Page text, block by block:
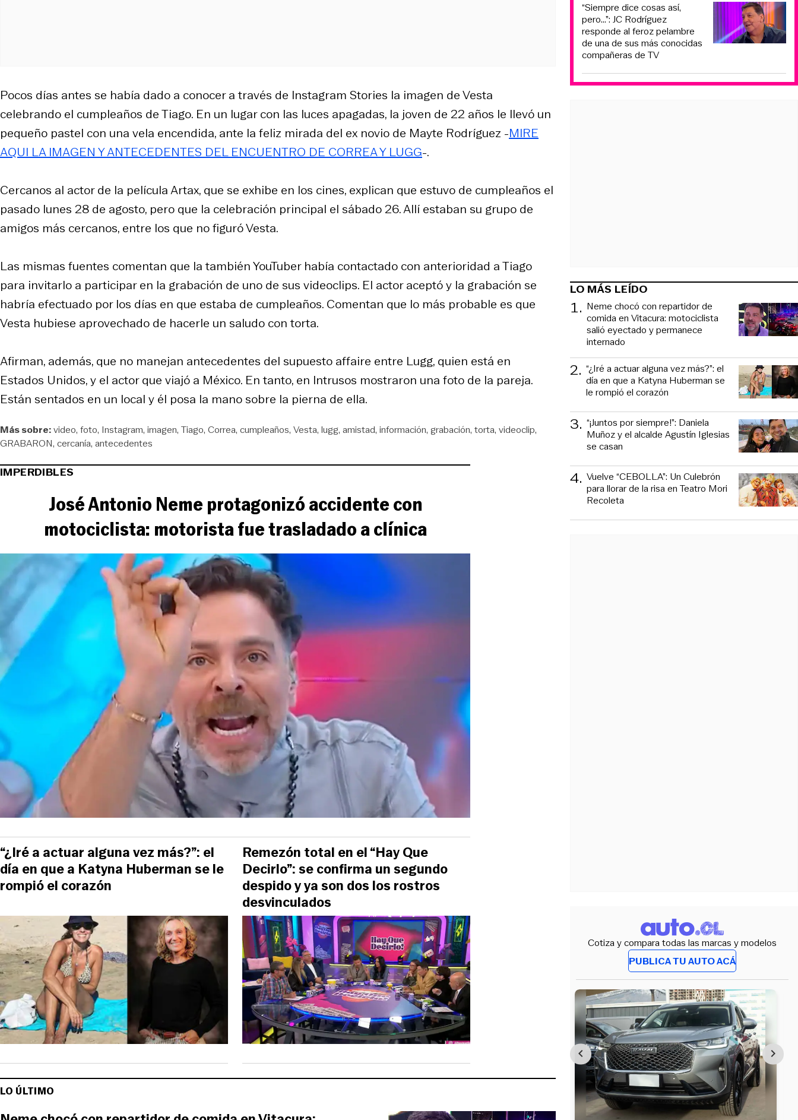
Pocos días antes se había dado a conocer a través de Instagram Stories la imagen de Vesta
celebrando el cumpleaños de Tiago. En un lugar con las luces apagadas, la joven de 22 años le llevó un
pequeño pastel con una vela encendida, ante la feliz mirada del ex novio de Mayte Rodríguez -MIRE
AQUI LA IMAGEN Y ANTECEDENTES DEL ENCUENTRO DE CORREA Y LUGG-.
Cercanos al actor de la película Artax, que se exhibe en los cines, explican que estuvo de cumpleaños el
pasado lunes 28 de agosto, pero que la celebración principal el sábado 26. Allí estaban su grupo de
amigos más cercanos, entre los que no figuró Vesta.
Las mismas fuentes comentan que la también YouTuber había contactado con anterioridad a Tiago
para invitarlo a participar en la grabación de uno de sus videoclips. El actor aceptó y la grabación se
habría efectuado por los días en que estaba de cumpleaños. Comentan que lo más probable es que
Vesta hubiese aprovechado de hacerle un saludo con torta.
Afirman, además, que no manejan antecedentes del supuesto affaire entre Lugg, quien está en
Estados Unidos, y el actor que viajó a México. En tanto, en Intrusos mostraron una foto de la pareja.
Están sentados en un local y él posa la mano sobre la pierna de ella.
Más sobre:video foto Instagram imagen Tiago Correa cumpleaños Vesta lugg amistad información grabación torta videoclip
GRABARON cercanía antecedentes
IMPERDIBLES
José Antonio Neme protagonizó accidente con
motociclista: motorista fue trasladado a clínica
“¿Iré a actuar alguna vez más?”: el
día en que a Katyna Huberman se le
rompió el corazón
Remezón total en el “Hay Que
Decirlo”: se confirma un segundo
despido y ya son dos los rostros
desvinculados
LO ÚLTIMO
“Siempre dice cosas así,
pero...”: JC Rodríguez
responde al feroz pelambre
de una de sus más conocidas
compañeras de TV
LO MÁS LEÍDO
1. Neme chocó con repartidor de
comida en Vitacura: motociclista
salió eyectado y permanece
internado
2. “¿Iré a actuar alguna vez más?”: el
día en que a Katyna Huberman se
le rompió el corazón
3. “¡Juntos por siempre!”: Daniela
Muñoz y el alcalde Agustín Iglesias
se casan
4. Vuelve “CEBOLLA”: Un Culebrón
para llorar de la risa en Teatro Mori
Recoleta
Cotiza y compara todas las marcas y modelos
PUBLICA TU AUTO ACÁ